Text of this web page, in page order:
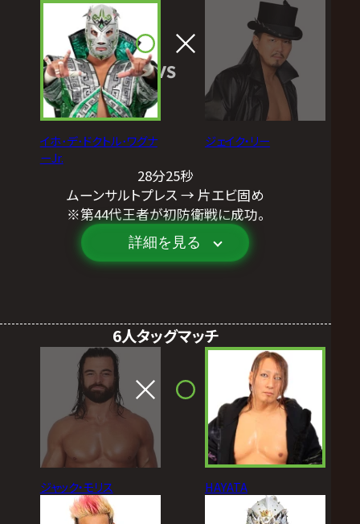
イホ･デ･ドクトル･ワグナ
ーJr.
VS
ジェイク・リー
28分25秒
ムーンサルトプレス → 片エビ固め
※第44代王者が初防衛戦に成功。
詳細を見る
6人タッグマッチ
ジャック・モリス HAYATA